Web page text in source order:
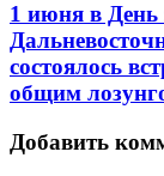
1 июня в День
состоялось
общим
Добавить